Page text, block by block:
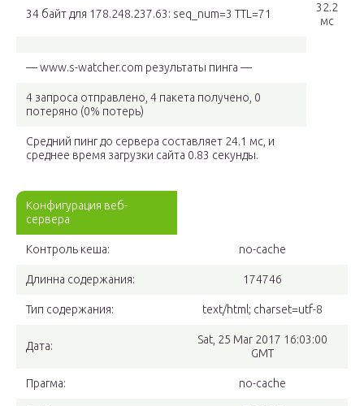
34 байт для 178.248.237.63: seq_num=3 TTL=71
32.2
мс
— www.s-watcher.com результаты пинга —
4 запроса отправлено, 4 пакета получено, 0
потеряно (0% потерь)
Средний пинг до сервера составляет 24.1 мс, и
среднее время загрузки сайта 0.83 секунды.
Конфигурация веб-
сервера
Контроль кеша: no-cache
Длинна содержания: 174746
Тип содержания: text/html; charset=utf-8
Дата:
Sat, 25 Mar 2017 16:03:00
GMT
Прагма: no-cache